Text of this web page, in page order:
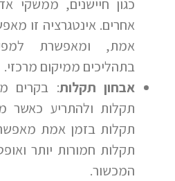
כגון חיישנים, ממשקי
אחרים. אינטגרציה זו
אמת, ומאפשרת
בתהליכים ממיקום מרכזי.
אבחון תקלות: בקרים
תקלות ולהתריע כאשר
תקלות בזמן אמת
תקלות חמורות יותר
המכשור.